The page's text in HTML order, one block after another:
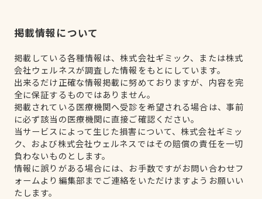
掲載情報について
掲載している各種情報は、株式会社ギミック、または株式
会社ウェルネスが調査した情報をもとにしています。
出来るだけ正確な情報掲載に努めておりますが、内容を完
全に保証するものではありません。
掲載されている医療機関へ受診を希望される場合は、事前
に必ず該当の医療機関に直接ご確認ください。
当サービスによって生じた損害について、株式会社ギミッ
ク、および株式会社ウェルネスではその賠償の責任を一切
負わないものとします。
情報に誤りがある場合には、お手数ですがお問い合わせフ
ォームより編集部までご連絡をいただけますようお願いい
たします。